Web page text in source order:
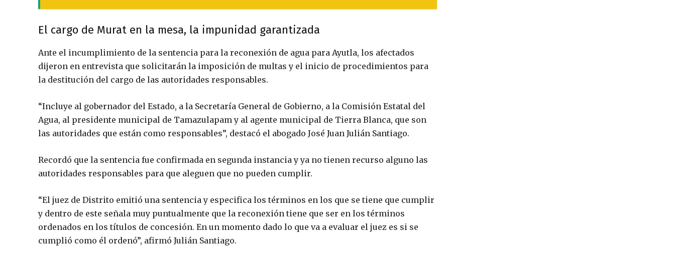
El cargo de Murat en la mesa, la impunidad garantizada
Ante el incumplimiento de la sentencia para la reconexión de agua para Ayutla, los afectados
dijeron en entrevista que solicitarán la imposición de multas y el inicio de procedimientos para
la destitución del cargo de las autoridades responsables.
“Incluye al gobernador del Estado, a la Secretaría General de Gobierno, a la Comisión Estatal del
Agua, al presidente municipal de Tamazulapam y al agente municipal de Tierra Blanca, que son
las autoridades que están como responsables”, destacó el abogado José Juan Julián Santiago.
Recordó que la sentencia fue confirmada en segunda instancia y ya no tienen recurso alguno las
autoridades responsables para que aleguen que no pueden cumplir.
“El juez de Distrito emitió una sentencia y especifica los términos en los que se tiene que cumplir
y dentro de este señala muy puntualmente que la reconexión tiene que ser en los términos
ordenados en los títulos de concesión. En un momento dado lo que va a evaluar el juez es si se
cumplió como él ordenó”, afirmó Julián Santiago.